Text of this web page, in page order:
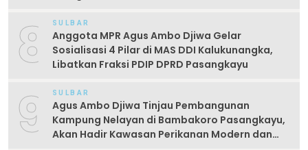
8 SULBAR
Anggota MPR Agus Ambo Djiwa Gelar
Sosialisasi 4 Pilar di MAS DDI Kalukunangka,
Libatkan Fraksi PDIP DPRD Pasangkayu
9 SULBAR
Agus Ambo Djiwa Tinjau Pembangunan
Kampung Nelayan di Bambakoro Pasangkayu,
Akan Hadir Kawasan Perikanan Modern dan